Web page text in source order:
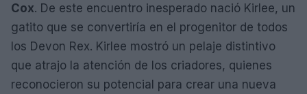
Cox. De este encuentro inesperado nació Kirlee, un
gatito que se convertiría en el progenitor de todos
los Devon Rex. Kirlee mostró un pelaje distintivo
que atrajo la atención de los criadores, quienes
reconocieron su potencial para crear una nueva